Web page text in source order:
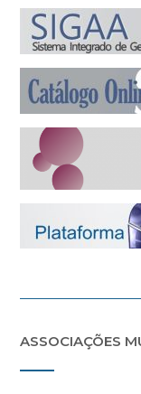
ASSOCIAÇÕES